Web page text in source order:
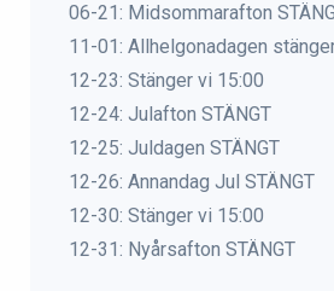
06-21: Midsommarafton
11-01: Allhelgonadagen
12-23: Stänger vi 15:00
12-24: Julafton STÄNGT
12-25: Juldagen STÄNGT
12-26: Annandag Jul STÄNGT
12-30: Stänger vi 15:00
12-31: Nyårsafton STÄNGT